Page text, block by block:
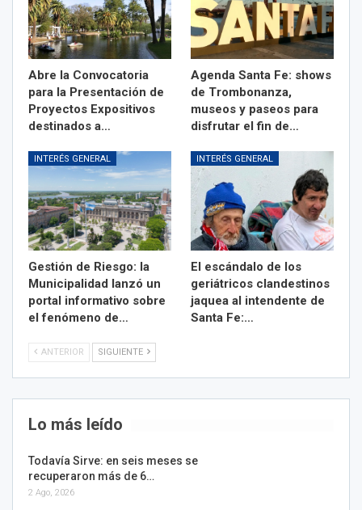
Abre la Convocatoria
para la Presentación de
Proyectos Expositivos
destinados a…
Agenda Santa Fe: shows
de Trombonanza,
museos y paseos para
disfrutar el fin de…
INTERÉS GENERAL
Gestión de Riesgo: la
Municipalidad lanzó un
portal informativo sobre
el fenómeno de…
INTERÉS GENERAL
El escándalo de los
geriátricos clandestinos
jaquea al intendente de
Santa Fe:…
ANTERIOR SIGUIENTE
Lo más leído
Todavía Sirve: en seis meses se
recuperaron más de 6…
2 Ago, 2026